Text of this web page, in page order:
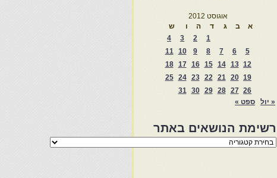
אוגוסט 2012
א
ב ג ד ה ו
ש
1
2
3
4
5
6
7
8
9
10
11
12
13
14
15
16
17
18
19
20
21
22
23
24
25
26
27
28
29
30
31
« יול
ספט »
רשימת הנושאים באתר
רשימת
הנושאים